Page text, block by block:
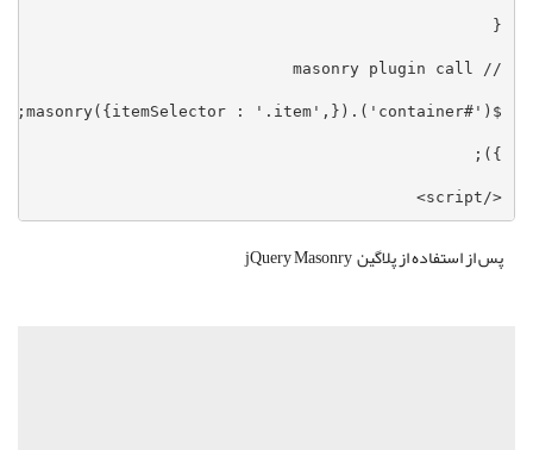
// masonry plugin call
$('#container').masonry({itemSelector : '.item',});
</script>
پس از استفاده از پلاگین jQuery Masonry